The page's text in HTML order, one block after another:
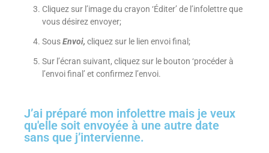
Cliquez sur l’image du crayon ‘Éditer’ de l’infolettre que
vous désirez envoyer;
SousEnvoi, cliquez sur le lien envoi final;
Sur l’écran suivant, cliquez sur le bouton ‘procéder à
l’envoi final’ et confirmez l’envoi.
J’ai préparé mon infolettre mais je veux
qu'elle soit envoyée à une autre date
sans que j’intervienne.